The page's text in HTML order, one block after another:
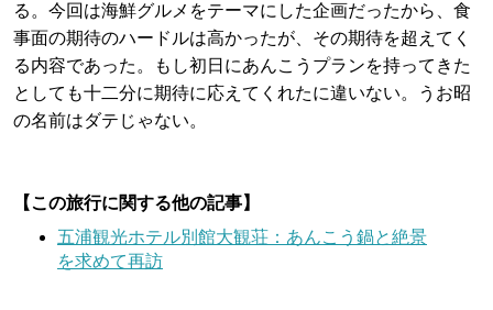
る。今回は海鮮グルメをテーマにした企画だったから、食
事面の期待のハードルは高かったが、その期待を超えてく
る内容であった。もし初日にあんこうプランを持ってきた
としても十二分に期待に応えてくれたに違いない。うお昭
の名前はダテじゃない。
【この旅行に関する他の記事】
五浦観光ホテル別館大観荘：あんこう鍋と絶景
を求めて再訪